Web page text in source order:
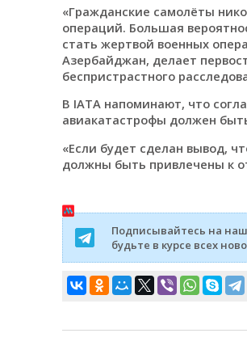
«Гражданские самолёты
операций. Большая
стать жертвой военных
Азербайджан, делает
беспристрастного
В IATA напоминают, что
авиакатастрофы должен
«Если будет сделан вывод,
должны быть привлечены к
Подписывайтесь на
будьте в курсе всех